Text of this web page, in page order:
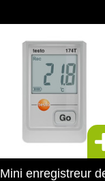
Mini enregistreur